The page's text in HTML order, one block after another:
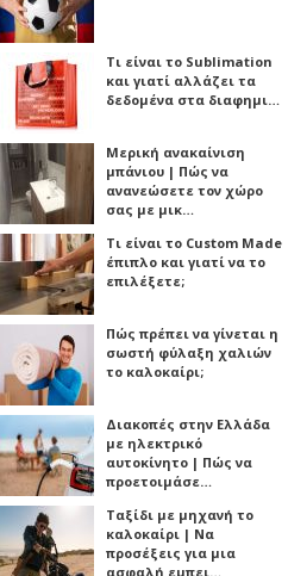
Τι είναι το Sublimation
και γιατί αλλάζει τα
δεδομένα στα διαφημι…
Μερική ανακαίνιση
μπάνιου | Πώς να
ανανεώσετε τον χώρο
σας με μικ…
Τι είναι το Custom Made
έπιπλο και γιατί να το
επιλέξετε;
Πώς πρέπει να γίνεται η
σωστή φύλαξη χαλιών
το καλοκαίρι;
Διακοπές στην Ελλάδα
με ηλεκτρικό
αυτοκίνητο | Πώς να
προετοιμάσε…
Ταξίδι με μηχανή το
καλοκαίρι | Να
προσέξεις για μια
ασφαλή εμπει…